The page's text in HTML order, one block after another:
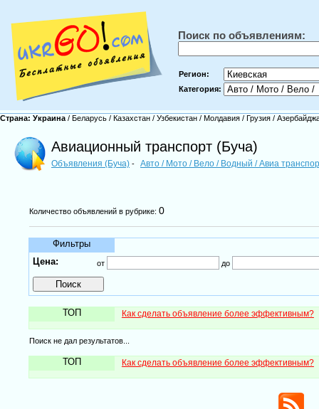
Поиск по объявлениям:
Регион:
Категория:
Страна: Украина / Беларусь / Казахстан / Узбекистан / Молдавия / Грузия /
Авиационный транспорт (Буча)
Объявления (Буча) - Авто / Мото / Вело / Водный / Авиа
Количество объявлений в рубрике: 0
Фильтры
Цена:
от до
ТОП Как сделать объявление более эффективным?
Поиск не дал результатов...
ТОП Как сделать объявление более эффективным?